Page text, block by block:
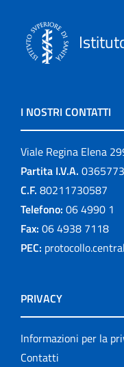
I NOSTRI CONTATTI
Viale Regina Elena
Partita I.V.A.
C.F. 80211730587
Telefono: 06 4990 1
Fax: 06 4938 7118
PEC:
PRIVACY
Informazioni per la
Contatti